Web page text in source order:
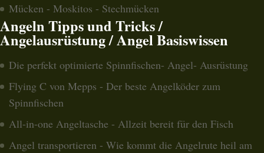
Mücken - Moskitos - Stechmücken
Angeln Tipps und Tricks /
Angelausrüstung / Angel Basiswissen
Die perfekt optimierte Spinnfischen- Angel- Ausrüstung
Flying C von Mepps - Der beste Angelköder zum
Spinnfischen
All-in-one Angeltasche - Allzeit bereit für den Fisch
Angel transportieren - Wie kommt die Angelrute heil am